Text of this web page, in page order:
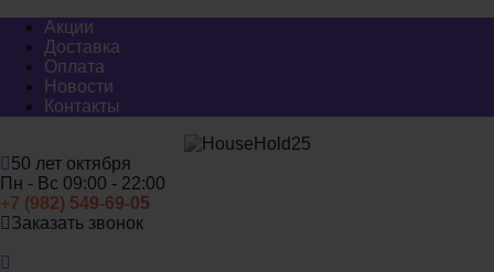
Акции
Доставка
Оплата
Новости
Контакты
50 лет октября
Пн - Вс 09:00 - 22:00
+7 (982) 549-69-05
Заказать звонок